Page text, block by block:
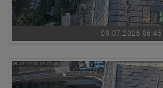
09.07.2026 06:45